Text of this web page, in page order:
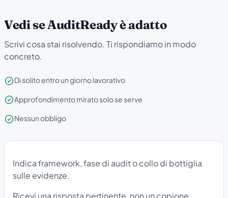
Vedi se AuditReady è adatto
Scrivi cosa stai risolvendo. Ti rispondiamo in modo
concreto.
Di solito entro un giorno lavorativo
Approfondimento mirato solo se serve
Nessun obbligo
Indica framework, fase di audit o collo di bottiglia
sulle evidenze.
Ricevi una risposta pertinente, non un copione